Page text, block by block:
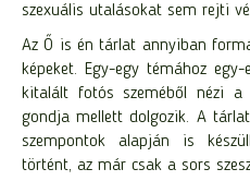
szexuális utalásokat sem rejti
Az Ő is én tárlat annyiban
képeket. Egy-egy témához
kitalált fotós szeméből nézi a
gondja mellett dolgozik. A
szempontok alapján is
történt, az már csak a sors